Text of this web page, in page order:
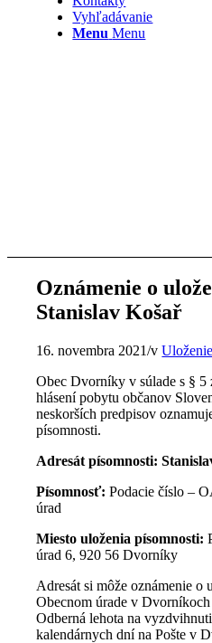
Vyhľadávanie
Menu Menu
Oznámenie o
Stanislav Košař
16. novembra 2021/v
Obec Dvorníky v súlade s § 5
hlásení pobytu občanov
neskorších predpisov
písomnosti.
Adresát písomnosti:
Písomnosť: Podacie číslo –
úrad
Miesto uloženia písomnosti:
úrad 6, 920 56 Dvorníky
Adresát si môže oznámenie o
Obecnom úrade v
Odberná lehota na
kalendárnych dní na Pošte v